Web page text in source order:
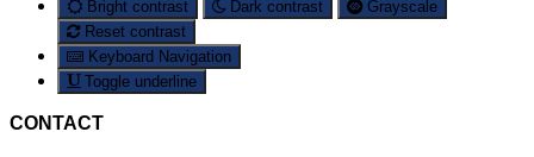
Bright contrast
Dark contrast
Grayscale
Reset contrast
Keyboard Navigation
Toggle underline
CONTACT